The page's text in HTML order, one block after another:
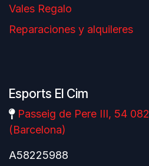
Vales Regalo
Reparaciones y alquileres
Esports El Cim
Passeig de Pere III, 54
(Barcelona)
A58225988